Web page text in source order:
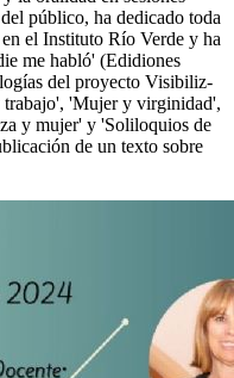
público, ha dedicado toda
el Instituto Río Verde y ha
me habló' (Edidiones
del proyecto Visibiliz-
'Mujer y virginidad',
y mujer' y 'Soliloquios de
de un texto sobre